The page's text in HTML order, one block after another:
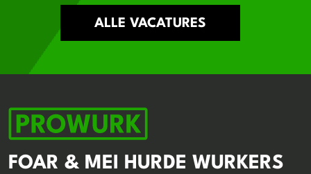
ALLE VACATURES
FOAR & MEI HURDE WURKERS